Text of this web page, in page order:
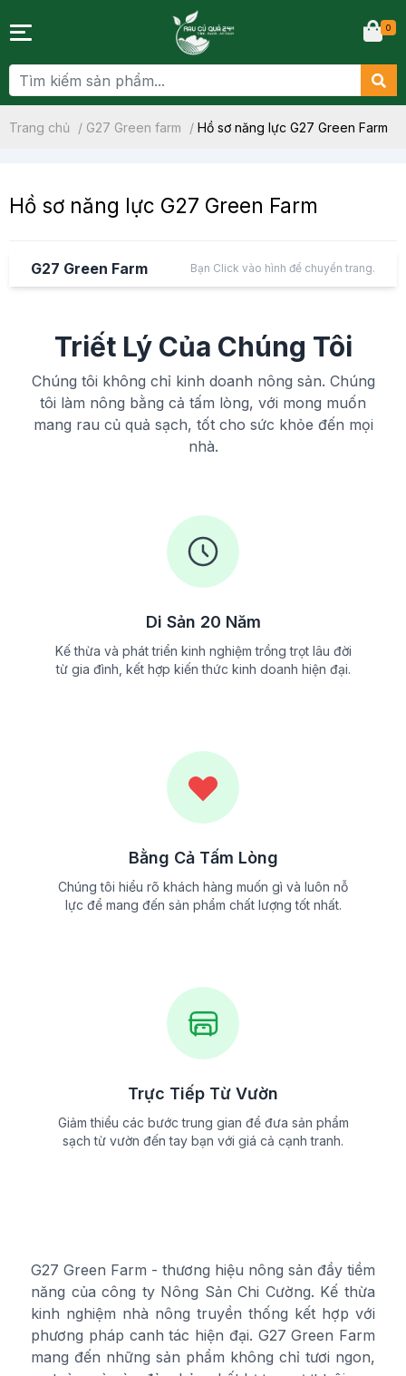
0
Trang chủ / G27 Green farm / Hồ sơ năng lực G27 Green Farm
Hồ sơ năng lực G27 Green Farm
G27 Green Farm Bạn Click vào hình để chuyển trang.
Triết Lý Của Chúng Tôi
Chúng tôi không chỉ kinh doanh nông sản. Chúng
tôi làm nông bằng cả tấm lòng, với mong muốn
mang rau củ quả sạch, tốt cho sức khỏe đến mọi
nhà.
Di Sản 20 Năm
Kế thừa và phát triển kinh nghiệm trồng trọt lâu đời
từ gia đình, kết hợp kiến thức kinh doanh hiện đại.
Bằng Cả Tấm Lòng
Chúng tôi hiểu rõ khách hàng muốn gì và luôn nỗ
lực để mang đến sản phẩm chất lượng tốt nhất.
Trực Tiếp Từ Vườn
Giảm thiểu các bước trung gian để đưa sản phẩm
sạch từ vườn đến tay bạn với giá cả cạnh tranh.
G27 Green Farm - thương hiệu nông sản đầy tiềm
năng của công ty Nông Sản Chi Cường. Kế thừa
kinh nghiệm nhà nông truyền thống kết hợp với
phương pháp canh tác hiện đại. G27 Green Farm
mang đến những sản phẩm không chỉ tươi ngon,